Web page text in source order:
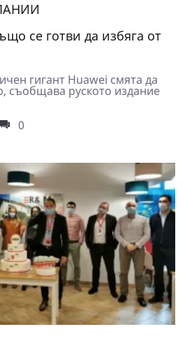
се готви да избяга от
гигант Huawei смята да
съобщава руското издание
0